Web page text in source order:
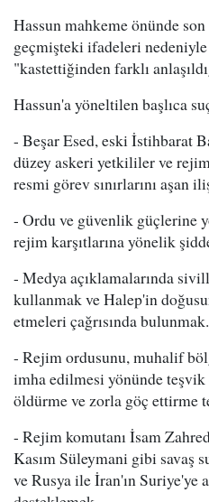
Hassun mahkeme önünde
geçmişteki ifadeleri
"kastettiğinden farklı
Hassun'a yöneltilen başlıca
- Beşar Esed, eski İstihbarat
düzey askeri yetkililer ve
resmi görev sınırlarını aşan
- Ordu ve güvenlik güçlerine
rejim karşıtlarına yönelik
- Medya açıklamalarında
kullanmak ve Halep'in
etmeleri çağrısında bulunmak.
- Rejim ordusunu, muhalif
imha edilmesi yönünde
öldürme ve zorla göç ettirme
- Rejim komutanı İsam
Kasım Süleymani gibi savaş
ve Rusya ile İran'ın Suriye'ye